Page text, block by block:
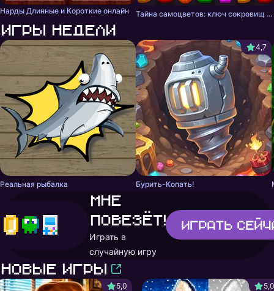
Нарды Длинные и Короткие онлайн Тайна самоцветов: ключ сокровищ - три в ряд
Игры недели
Реальная рыбалка
4,7
Бурить-Копать!
Мне
повезёт!
Играть в
случайную игру
Играть
Новые игры
5,0 5,0